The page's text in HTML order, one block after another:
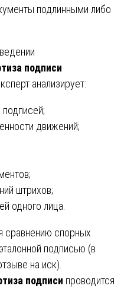
подлинными либо
подписи
анализирует:
движений;
штрихов;
одного лица.
сравнению спорных
подписью (в
на иск).
подписи проводится